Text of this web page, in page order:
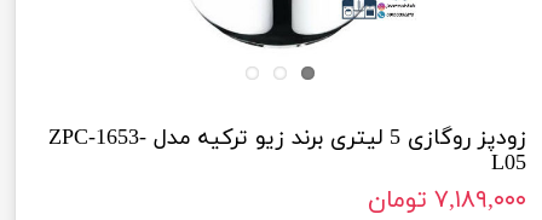
زودپز روگازی 5 لیتری برند زیو ترکیه مدل ZPC-1653-
L05
۷,۱۸۹,۰۰۰ تومان